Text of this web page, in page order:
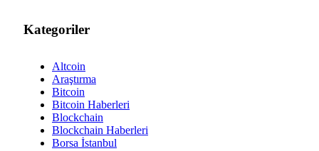
Kategoriler
Altcoin
Araştırma
Bitcoin
Bitcoin Haberleri
Blockchain
Blockchain Haberleri
Borsa İstanbul